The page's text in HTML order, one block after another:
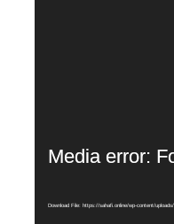
Media error:
Download File: https://sahafi.online/wp-content/